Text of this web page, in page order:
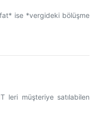
ise *vergideki bölüşme
leri müşteriye satılabilen